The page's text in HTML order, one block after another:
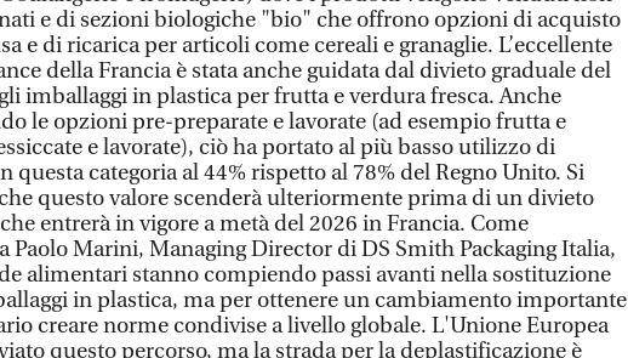
e di sezioni biologiche "bio" che offrono opzioni di acquisto
e di ricarica per articoli come cereali e granaglie. L’eccellente
della Francia è stata anche guidata dal divieto graduale del
imballaggi in plastica per frutta e verdura fresca. Anche
le opzioni pre-preparate e lavorate (ad esempio frutta e
e lavorate), ciò ha portato al più basso utilizzo di
questa categoria al 44% rispetto al 78% del Regno Unito. Si
questo valore scenderà ulteriormente prima di un divieto
entrerà in vigore a metà del 2026 in Francia. Come
Paolo Marini, Managing Director di DS Smith Packaging Italia,
alimentari stanno compiendo passi avanti nella sostituzione
in plastica, ma per ottenere un cambiamento importante
creare norme condivise a livello globale. L'Unione Europea
questo percorso, ma la strada per la deplastificazione è